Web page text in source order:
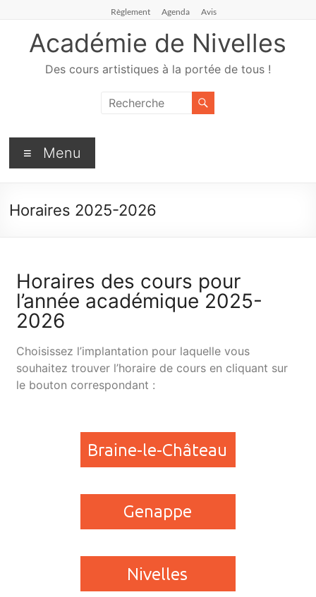
Règlement Agenda Avis
Académie de Nivelles
Des cours artistiques à la portée de tous !
Menu
Horaires 2025-2026
Horaires des cours pour
l’année académique 2025-
2026
Choisissez l’implantation pour laquelle vous
souhaitez trouver l’horaire de cours en cliquant sur
le bouton correspondant :